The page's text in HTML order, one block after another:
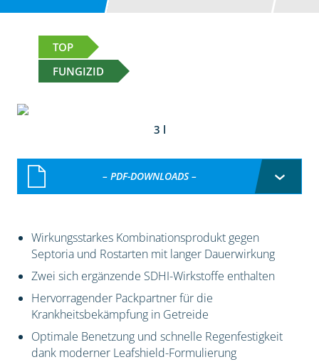
TOP
FUNGIZID
3 l
– PDF-DOWNLOADS –
Wirkungsstarkes Kombinationsprodukt gegen
Septoria und Rostarten mit langer Dauerwirkung
Zwei sich ergänzende SDHI-Wirkstoffe enthalten
Hervorragender Packpartner für die
Krankheitsbekämpfung in Getreide
Optimale Benetzung und schnelle Regenfestigkeit
dank moderner Leafshield-Formulierung